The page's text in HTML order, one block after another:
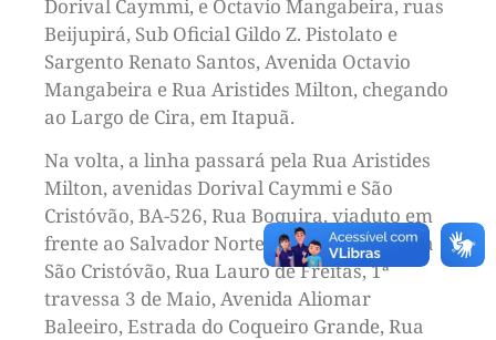
Dorival Caymmi, e Octavio Mangabeira, ruas
Beijupirá, Sub Oficial Gildo Z. Pistolato e
Sargento Renato Santos, Avenida Octavio
Mangabeira e Rua Aristides Milton, chegando
ao Largo de Cira, em Itapuã.
Na volta, a linha passará pela Rua Aristides
Milton, avenidas Dorival Caymmi e São
Cristóvão, BA-526, Rua Boquira, viaduto em
frente ao Salvador Norte Shopping, Avenida
São Cristóvão, Rua Lauro de Freitas, 1ª
travessa 3 de Maio, Avenida Aliomar
Baleeiro, Estrada do Coqueiro Grande, Rua